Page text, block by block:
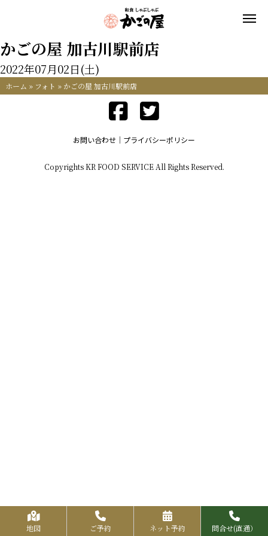
かごの屋 加古川駅前店
2022年07月02日(土)
ホーム » フォト » かごの屋 加古川駅前店
お問い合わせ プライバシーポリシー
Copyrights KR FOOD SERVICE All Rights Reserved.
地図 ご予約 ネット予約 問合せ(直通）